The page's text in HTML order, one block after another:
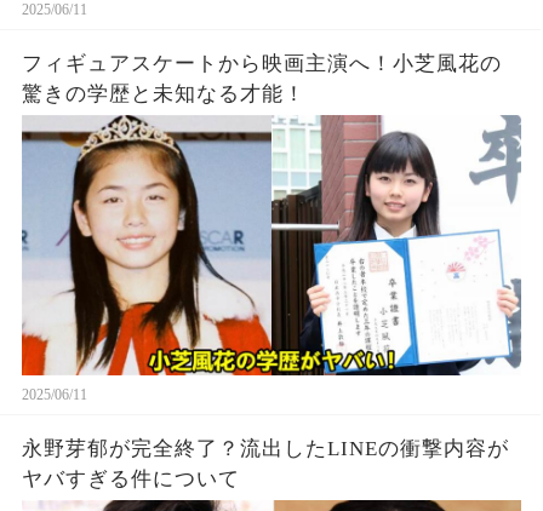
2025/06/11
フィギュアスケートから映画主演へ！小芝風花の
驚きの学歴と未知なる才能！
2025/06/11
永野芽郁が完全終了？流出したLINEの衝撃内容が
ヤバすぎる件について